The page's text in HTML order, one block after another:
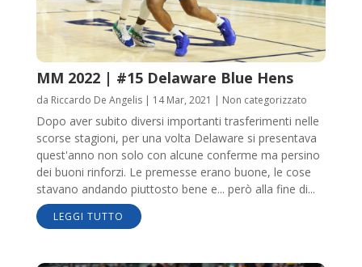
MM 2022 | #15 Delaware Blue Hens
da Riccardo De Angelis| 14 Mar, 2021 | Non categorizzato
Dopo aver subito diversi importanti trasferimenti nelle
scorse stagioni, per una volta Delaware si presentava
quest'anno non solo con alcune conferme ma persino
dei buoni rinforzi. Le premesse erano buone, le cose
stavano andando piuttosto bene e... però alla fine di...
LEGGI TUTTO